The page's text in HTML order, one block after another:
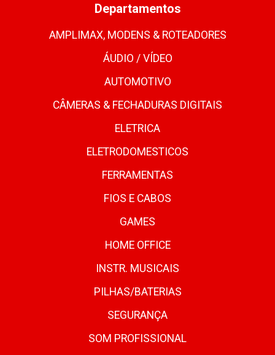
Departamentos
AMPLIMAX, MODENS & ROTEADORES
ÁUDIO / VÍDEO
AUTOMOTIVO
CÂMERAS & FECHADURAS DIGITAIS
ELETRICA
ELETRODOMESTICOS
FERRAMENTAS
FIOS E CABOS
GAMES
HOME OFFICE
INSTR. MUSICAIS
PILHAS/BATERIAS
SEGURANÇA
SOM PROFISSIONAL